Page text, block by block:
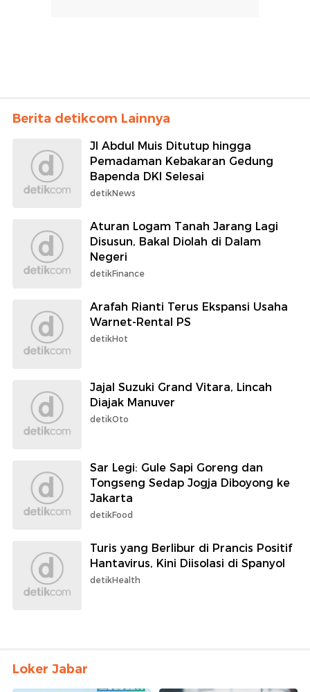
Berita detikcom Lainnya
Jl Abdul Muis Ditutup hingga
Pemadaman Kebakaran Gedung
Bapenda DKI Selesai
detikNews
Aturan Logam Tanah Jarang Lagi
Disusun, Bakal Diolah di Dalam
Negeri
detikFinance
Arafah Rianti Terus Ekspansi Usaha
Warnet-Rental PS
detikHot
Jajal Suzuki Grand Vitara, Lincah
Diajak Manuver
detikOto
Sar Legi: Gule Sapi Goreng dan
Tongseng Sedap Jogja Diboyong ke
Jakarta
detikFood
Turis yang Berlibur di Prancis Positif
Hantavirus, Kini Diisolasi di Spanyol
detikHealth
Loker Jabar